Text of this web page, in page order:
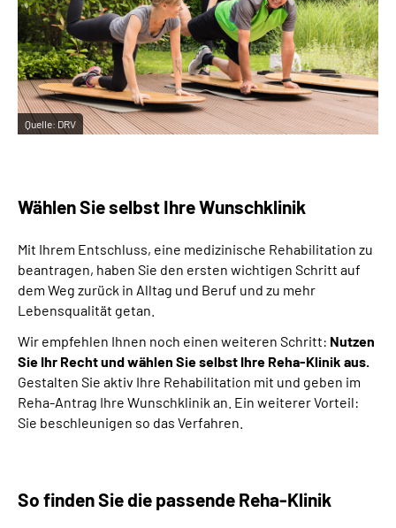
Suche
Mein Kundenportal
Quelle:DRV
Wählen Sie selbst Ihre Wunschklinik
Mit Ihrem Entschluss, eine medizinische Rehabilitation zu
beantragen, haben Sie den ersten wichtigen Schritt auf
dem Weg zurück in Alltag und Beruf und zu mehr
Lebensqualität getan.
Wir empfehlen Ihnen noch einen weiteren Schritt: Nutzen
Sie Ihr Recht und wählen Sie selbst Ihre Reha-Klinik aus.
Gestalten Sie aktiv Ihre Rehabilitation mit und geben im
Reha-Antrag Ihre Wunschklinik an. Ein weiterer Vorteil:
Sie beschleunigen so das Verfahren.
So finden Sie die passende Reha-Klinik